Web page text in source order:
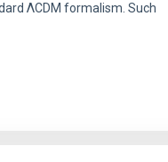
ΛCDM formalism. Such